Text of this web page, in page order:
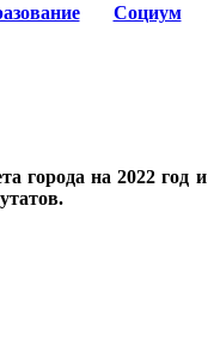
Социум
города на 2022 год